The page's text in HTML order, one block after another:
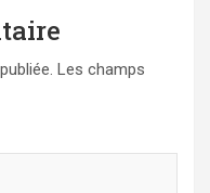
Les champs